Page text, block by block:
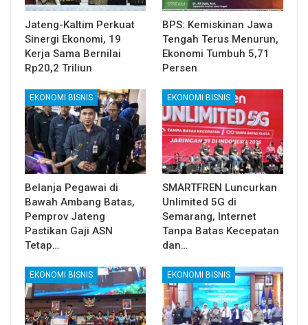
Jateng-Kaltim Perkuat
Sinergi Ekonomi, 19
Kerja Sama Bernilai
Rp20,2 Triliun
BPS: Kemiskinan Jawa
Tengah Terus Menurun,
Ekonomi Tumbuh 5,71
Persen
EKONOMI BISNIS
Belanja Pegawai di
Bawah Ambang Batas,
Pemprov Jateng
Pastikan Gaji ASN
Tetap…
EKONOMI BISNIS
SMARTFREN Luncurkan
Unlimited 5G di
Semarang, Internet
Tanpa Batas Kecepatan
dan…
EKONOMI BISNIS EKONOMI BISNIS